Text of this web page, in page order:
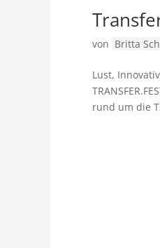
von Britta
Lust,
rund um die